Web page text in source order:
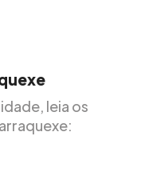
leia os